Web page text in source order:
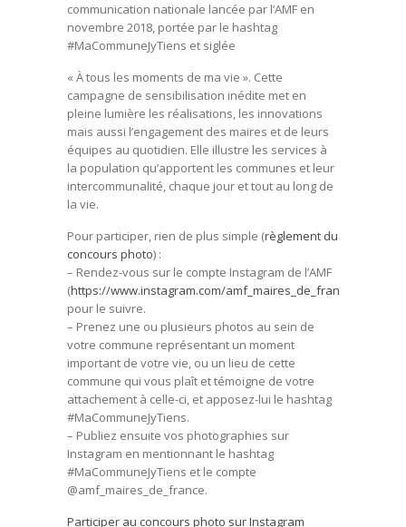
communication nationale lancée par l’AMF en
novembre 2018, portée par le hashtag
#MaCommuneJyTiens et siglée
« À tous les moments de ma vie ». Cette
campagne de sensibilisation inédite met en
pleine lumière les réalisations, les innovations
mais aussi l’engagement des maires et de leurs
équipes au quotidien. Elle illustre les services à
la population qu’apportent les communes et leur
intercommunalité, chaque jour et tout au long de
la vie.
Pour participer, rien de plus simple (règlement du
concours photo) :
– Rendez-vous sur le compte Instagram de l’AMF
(https://www.instagram.com/amf_maires_de_france/
pour le suivre.
– Prenez une ou plusieurs photos au sein de
votre commune représentant un moment
important de votre vie, ou un lieu de cette
commune qui vous plaît et témoigne de votre
attachement à celle-ci, et apposez-lui le hashtag
#MaCommuneJyTiens.
– Publiez ensuite vos photographies sur
Instagram en mentionnant le hashtag
#MaCommuneJyTiens et le compte
@amf_maires_de_france.
Participer au concours photo sur Instagram